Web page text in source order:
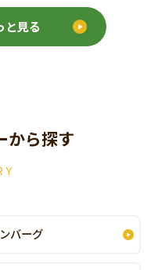
と見る
から探す
バーグ